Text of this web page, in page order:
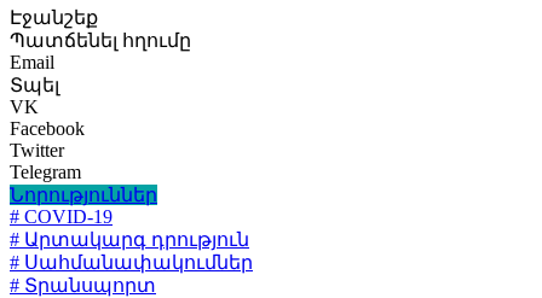
Էջանշեք
Պատճենել հղումը
Email
Տպել
VK
Facebook
Twitter
Telegram
Նորություններ
# COVID-19
# Արտակարգ դրություն
# Սահմանափակումներ
# Տրանսպորտ